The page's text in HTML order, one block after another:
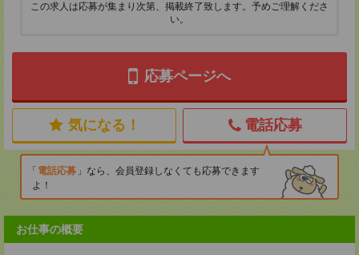
この求人は応募が集まり次第、掲載終了致します。予めご理解くださ
い。
応募ページへ
気になる！ 電話応募
電話応募
なら、会員登録しなくても応募できます
よ！
お仕事の概要